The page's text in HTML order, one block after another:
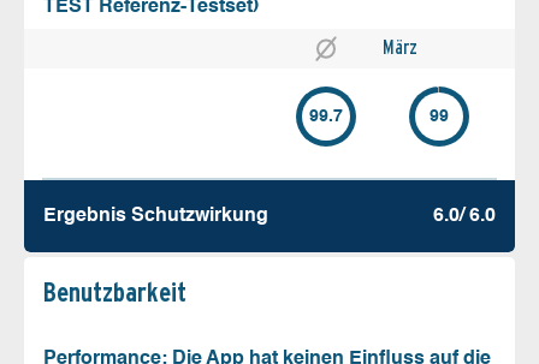
TEST Referenz-Testset)
März
99.7 99
Ergebnis Schutz­wirkung 6.0/ 6.0
Benutz­barkeit
Performance: Die App hat keinen Einfluss auf die